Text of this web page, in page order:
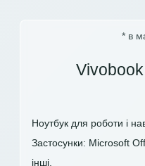
* в
Ноутбук для роботи і
Застосунки: Microsoft
інші.